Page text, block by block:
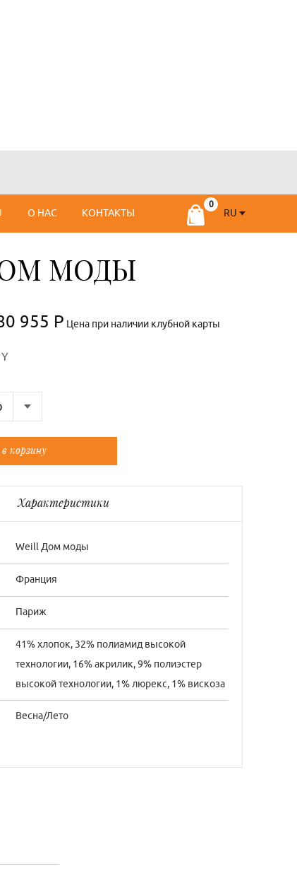
RU
О НАС КОНТАКТЫ
МОДЫ
955 Р Цена при наличии клубной карты
Французский
38/1
40/2
48/6
корзину
Характеристики
Weill Дом моды
Франция
Париж
41% хлопок, 32% полиамид высокой
технологии, 16% акрилик, 9% полиэстер
высокой технологии, 1% люрекс, 1% вискоза
Весна/Лето